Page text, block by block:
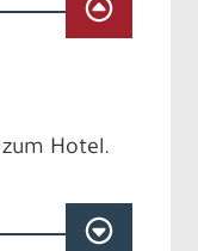
Hotel.